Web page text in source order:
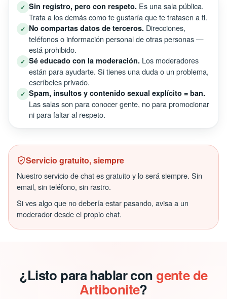
✓ Sin registro, pero con respeto. Es una sala pública.
Trata a los demás como te gustaría que te tratasen a ti.
✓ No compartas datos de terceros. Direcciones,
teléfonos o información personal de otras personas —
está prohibido.
✓ Sé educado con la moderación. Los moderadores
están para ayudarte. Si tienes una duda o un problema,
escríbeles privado.
✓ Spam, insultos y contenido sexual explícito = ban.
Las salas son para conocer gente, no para promocionar
ni para faltar al respeto.
Servicio gratuito, siempre
Nuestro servicio de chat es gratuito y lo será siempre. Sin
email, sin teléfono, sin rastro.
Si ves algo que no debería estar pasando, avisa a un
moderador desde el propio chat.
¿Listo para hablar con gente de
Artibonite?